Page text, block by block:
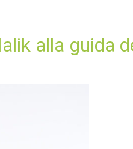
alla guida